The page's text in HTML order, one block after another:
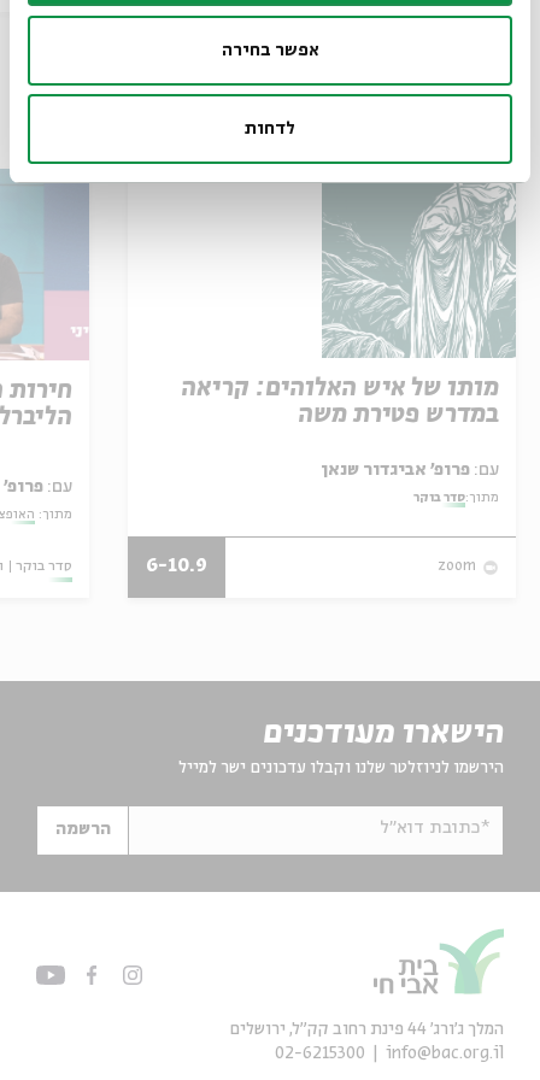
אפשר בחירה
לדחות
עוד בבית אבי חי
מותו של איש האלוהים: קריאה
במדרש פטירת משה
עם:
מתוך:סדר בוקר
zoom
6-10.9
עם: פרופ'
מתוך:
סדר בוקר
הישארו מעודכנים
הירשמו לניוזלטר שלנו וקבלו עדכונים ישר למייל
*כתובת דוא"ל הרשמה
המלך ג'ורג' 44 פינת רחוב קק״ל, ירושלים
info@bac.org.il
02-6215300